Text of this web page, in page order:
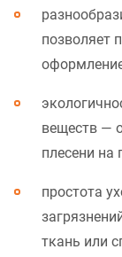
позволяет
веществ —
плесени на
простота
ткань или